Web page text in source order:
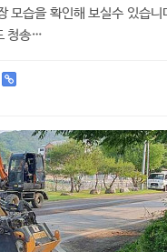
모습을 확인해 보실수 있습니
청송…